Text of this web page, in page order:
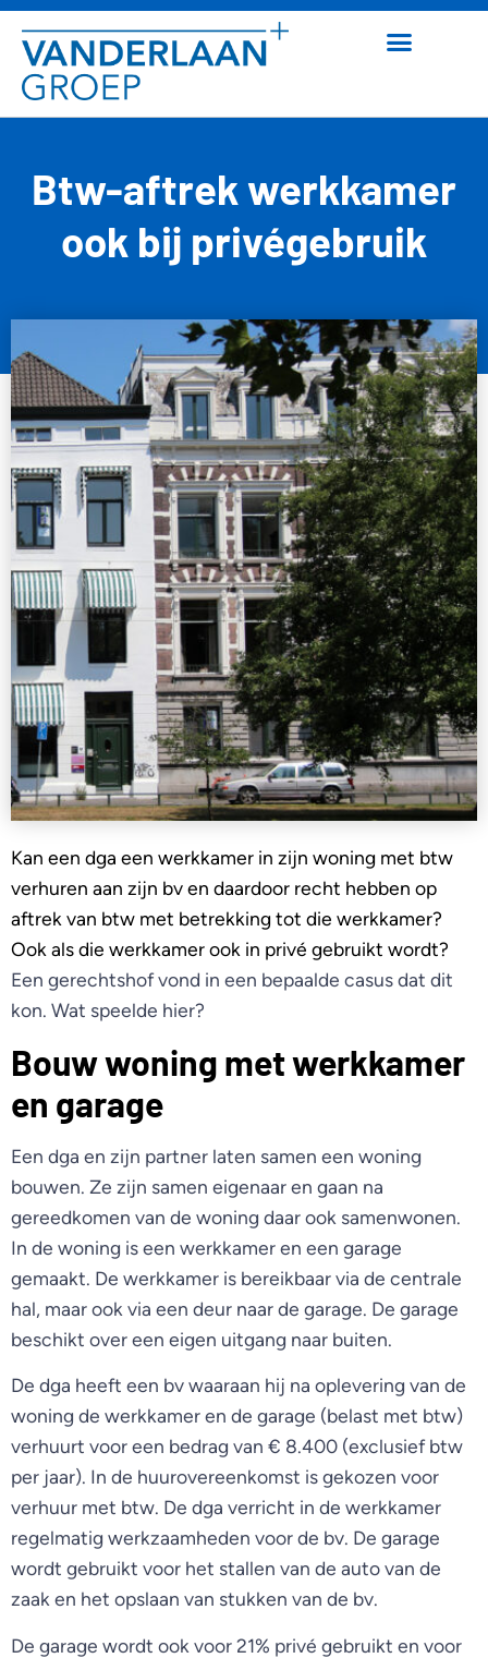
Btw-aftrek werkkamer
ook bij privégebruik
13 maart 2026
Kan een dga een werkkamer in zijn woning met btw
verhuren aan zijn bv en daardoor recht hebben op
aftrek van btw met betrekking tot die werkkamer?
Ook als die werkkamer ook in privé gebruikt wordt?
Een gerechtshof vond in een bepaalde casus dat dit
kon. Wat speelde hier?
Bouw woning met werkkamer
en garage
Een dga en zijn partner laten samen een woning
bouwen. Ze zijn samen eigenaar en gaan na
gereedkomen van de woning daar ook samenwonen.
In de woning is een werkkamer en een garage
gemaakt. De werkkamer is bereikbaar via de centrale
hal, maar ook via een deur naar de garage. De garage
beschikt over een eigen uitgang naar buiten.
De dga heeft een bv waaraan hij na oplevering van de
woning de werkkamer en de garage (belast met btw)
verhuurt voor een bedrag van € 8.400 (exclusief btw
per jaar). In de huurovereenkomst is gekozen voor
verhuur met btw. De dga verricht in de werkkamer
regelmatig werkzaamheden voor de bv. De garage
wordt gebruikt voor het stallen van de auto van de
zaak en het opslaan van stukken van de bv.
De garage wordt ook voor 21% privé gebruikt en voor